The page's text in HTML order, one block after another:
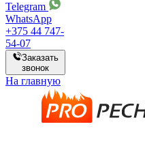
Telegram
WhatsApp
+375 44 747-
54-07
Заказать
звонок
На главную